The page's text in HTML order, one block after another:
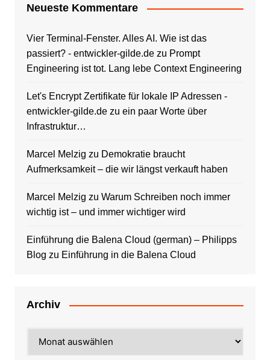
Neueste Kommentare
Vier Terminal-Fenster. Alles AI. Wie ist das
passiert? - entwickler-gilde.dezu Prompt
Engineering ist tot. Lang lebe Context Engineering
Let's Encrypt Zertifikate für lokale IP Adressen -
entwickler-gilde.dezu ein paar Worte über
Infrastruktur…
Marcel Melzig zu Demokratie braucht
Aufmerksamkeit – die wir längst verkauft haben
Marcel Melzig zu Warum Schreiben noch immer
wichtig ist – und immer wichtiger wird
Einführung die Balena Cloud (german) – Philipps
Blog zu Einführung in die Balena Cloud
Archiv